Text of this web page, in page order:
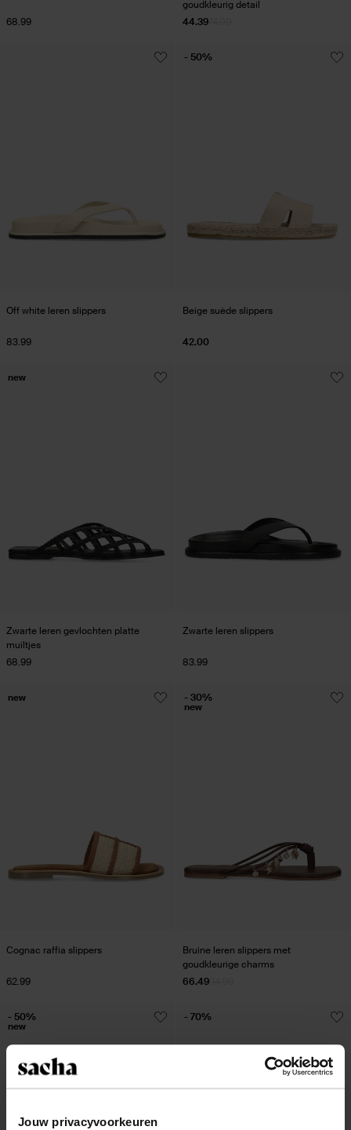
Jouw privacyvoorkeuren
68.99
goudkleurig detail
44.39
Off white leren slippers
83.99
Beige suède slippers
42.00
- 50%
Zwarte leren gevlochten platte
muiltjes
68.99
new
Zwarte leren slippers
83.99
Cognac raffia slippers
62.99
new
Bruine leren slippers met
goudkleurige charms
66.49
- 30%
new
- 50%
new
- 70%